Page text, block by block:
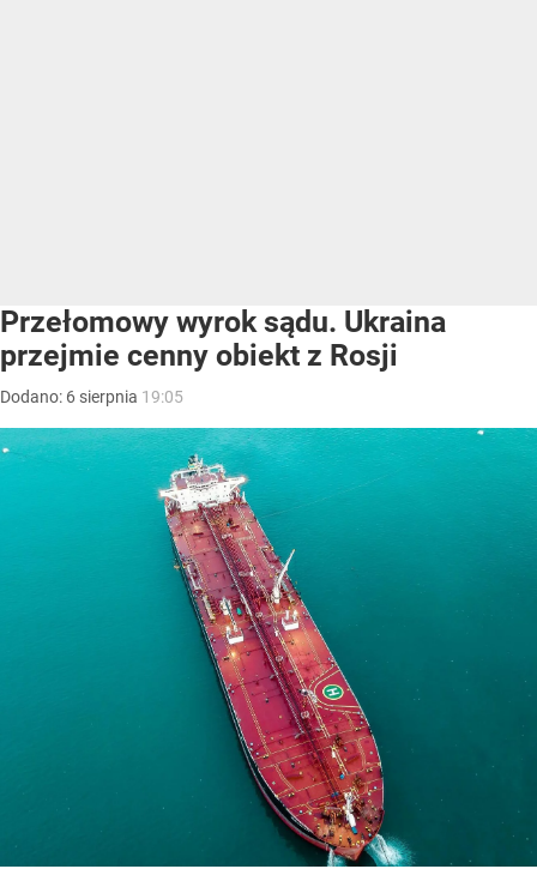
Przełomowy wyrok sądu. Ukraina
przejmie cenny obiekt z Rosji
Dodano: 6 sierpnia 19:05